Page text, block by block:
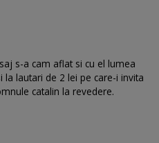
s-a cam aflat si cu el lumea
lautari de 2 lei pe care-i invita
catalin la revedere.